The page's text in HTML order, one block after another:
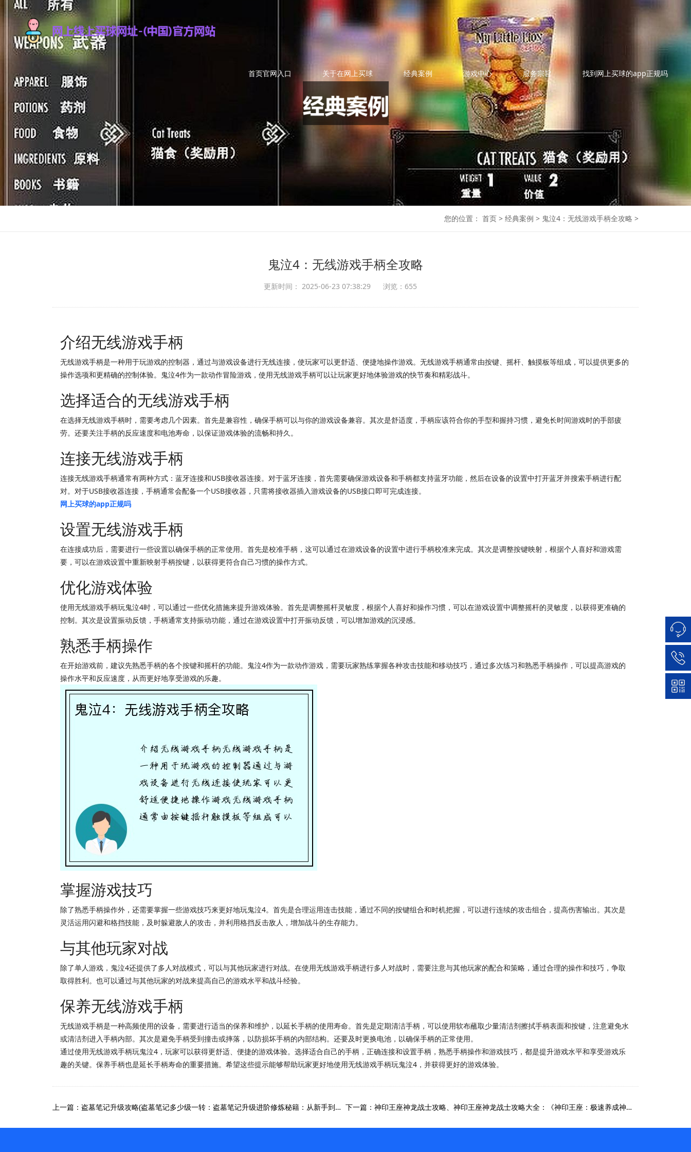
首页官网入口 关于在网上买球 经典案例 游戏中心 服务宗旨 找到网上买球的app正规吗
您的位置： 首页 > 经典案例 > 鬼泣4：无线游戏手柄全攻略 >
鬼泣4：无线游戏手柄全攻略
更新时间： 2025-06-23 07:38:29 浏览：655
介绍无线游戏手柄
无线游戏手柄是一种用于玩游戏的控制器，通过与游戏设备进行无线连接，使玩家可以更舒适、便捷地操作游戏。无线游戏手柄通常由按键、摇杆、触摸板等组成，可以提供更多的
操作选项和更精确的控制体验。鬼泣4作为一款动作冒险游戏，使用无线游戏手柄可以让玩家更好地体验游戏的快节奏和精彩战斗。
选择适合的无线游戏手柄
在选择无线游戏手柄时，需要考虑几个因素。首先是兼容性，确保手柄可以与你的游戏设备兼容。其次是舒适度，手柄应该符合你的手型和握持习惯，避免长时间游戏时的手部疲
劳。还要关注手柄的反应速度和电池寿命，以保证游戏体验的流畅和持久。
连接无线游戏手柄
连接无线游戏手柄通常有两种方式：蓝牙连接和USB接收器连接。对于蓝牙连接，首先需要确保游戏设备和手柄都支持蓝牙功能，然后在设备的设置中打开蓝牙并搜索手柄进行配
对。对于USB接收器连接，手柄通常会配备一个USB接收器，只需将接收器插入游戏设备的USB接口即可完成连接。
网上买球的app正规吗
设置无线游戏手柄
在连接成功后，需要进行一些设置以确保手柄的正常使用。首先是校准手柄，这可以通过在游戏设备的设置中进行手柄校准来完成。其次是调整按键映射，根据个人喜好和游戏需
要，可以在游戏设置中重新映射手柄按键，以获得更符合自己习惯的操作方式。
优化游戏体验
使用无线游戏手柄玩鬼泣4时，可以通过一些优化措施来提升游戏体验。首先是调整摇杆灵敏度，根据个人喜好和操作习惯，可以在游戏设置中调整摇杆的灵敏度，以获得更准确的
控制。其次是设置振动反馈，手柄通常支持振动功能，通过在游戏设置中打开振动反馈，可以增加游戏的沉浸感。
熟悉手柄操作
在开始游戏前，建议先熟悉手柄的各个按键和摇杆的功能。鬼泣4作为一款动作游戏，需要玩家熟练掌握各种攻击技能和移动技巧，通过多次练习和熟悉手柄操作，可以提高游戏的
操作水平和反应速度，从而更好地享受游戏的乐趣。
掌握游戏技巧
除了熟悉手柄操作外，还需要掌握一些游戏技巧来更好地玩鬼泣4。首先是合理运用连击技能，通过不同的按键组合和时机把握，可以进行连续的攻击组合，提高伤害输出。其次是
灵活运用闪避和格挡技能，及时躲避敌人的攻击，并利用格挡反击敌人，增加战斗的生存能力。
与其他玩家对战
除了单人游戏，鬼泣4还提供了多人对战模式，可以与其他玩家进行对战。在使用无线游戏手柄进行多人对战时，需要注意与其他玩家的配合和策略，通过合理的操作和技巧，争取
取得胜利。也可以通过与其他玩家的对战来提高自己的游戏水平和战斗经验。
保养无线游戏手柄
无线游戏手柄是一种高频使用的设备，需要进行适当的保养和维护，以延长手柄的使用寿命。首先是定期清洁手柄，可以使用软布蘸取少量清洁剂擦拭手柄表面和按键，注意避免水
或清洁剂进入手柄内部。其次是避免手柄受到撞击或摔落，以防损坏手柄的内部结构。还要及时更换电池，以确保手柄的正常使用。
通过使用无线游戏手柄玩鬼泣4，玩家可以获得更舒适、便捷的游戏体验。选择适合自己的手柄，正确连接和设置手柄，熟悉手柄操作和游戏技巧，都是提升游戏水平和享受游戏乐
趣的关键。保养手柄也是延长手柄寿命的重要措施。希望这些提示能够帮助玩家更好地使用无线游戏手柄玩鬼泣4，并获得更好的游戏体验。
上一篇：盗墓笔记升级攻略(盗墓笔记多少级一转：盗墓笔记升级进阶修炼秘籍：从新手到资深莫金猎人) 下一篇：神印王座神龙战士攻略、神印王座神龙战士攻略大全：《神印王座：极速养成神龙战士秘略》